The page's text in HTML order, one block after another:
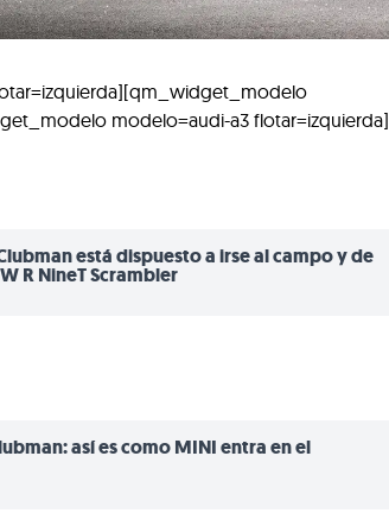
modelo=audi-a3 flotar=izquierda]
está dispuesto a irse al campo y de
R NineT Scrambler
así es como MINI entra en el